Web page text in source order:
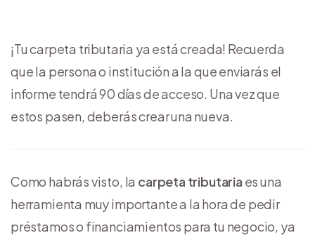
¡Tu carpeta tributaria ya está creada! Recuerda
que la persona o institución a la que enviarás el
informe tendrá 90 días de acceso. Una vez que
estos pasen, deberás crear una nueva.
Como habrás visto, la carpeta tributaria es una
herramienta muy importante a la hora de pedir
préstamos o financiamientos para tu negocio, ya